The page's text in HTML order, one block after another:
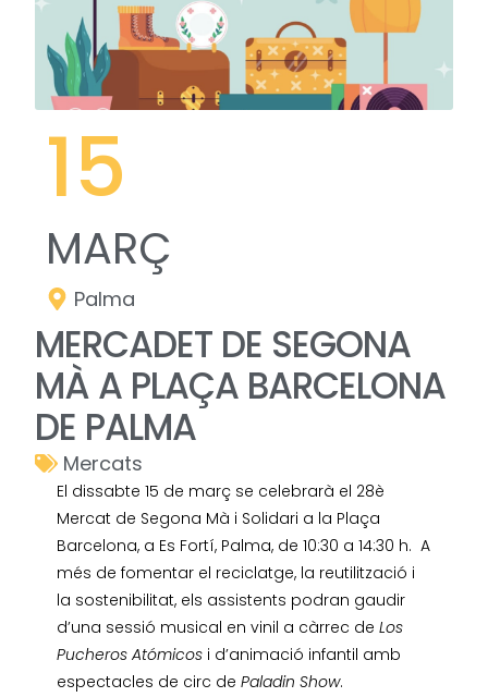
15
MARÇ
Palma
MERCADET DE SEGONA
MÀ A PLAÇA BARCELONA
DE PALMA
Mercats
El dissabte 15 de març se celebrarà el 28è
Mercat de Segona Mà i Solidari a la Plaça
Barcelona, a Es Fortí, Palma, de 10:30 a 14:30 h. A
més de fomentar el reciclatge, la reutilització i
la sostenibilitat, els assistents podran gaudir
d’una sessió musical en vinil a càrrec deLos
Pucheros Atómicos i d’animació infantil amb
espectacles de circ dePaladin Show.